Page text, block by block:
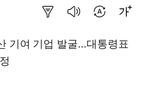
기여 기업 발굴…대통령표